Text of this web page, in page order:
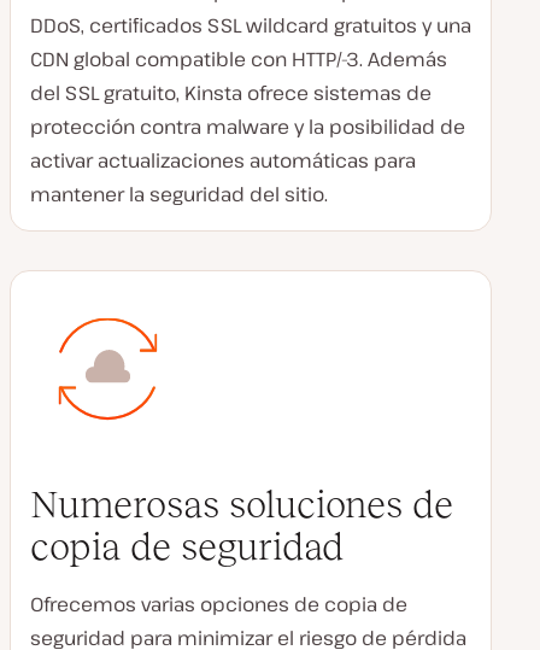
DDoS, certificados SSL wildcard gratuitos y una
CDN global compatible con HTTP/-3. Además
del SSL gratuito, Kinsta ofrece sistemas de
protección contra malware y la posibilidad de
activar actualizaciones automáticas para
mantener la seguridad del sitio.
Numerosas soluciones de
copia de seguridad
Ofrecemos varias opciones de copia de
seguridad para minimizar el riesgo de pérdida